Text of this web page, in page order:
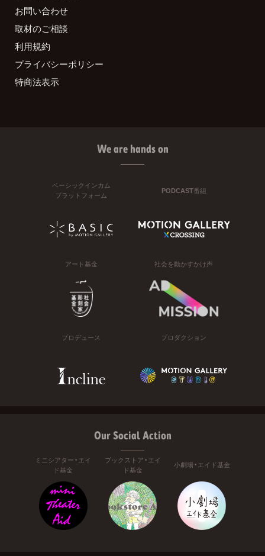
お問い合わせ
取材のご相談
利用規約
プライバシーポリシー
特商法表示
We are hands on
ベーシックインカム
プラットフォーム
PODCAST番組
アート基金 社会を動かすかけ声
プロデュース プロダクション
Our Social Action
ミニシアター・エイ
ド基金
ブックストア・エイ
ド基金
小劇場・エイド基金